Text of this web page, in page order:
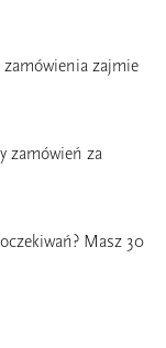
zamówienia zajmie
zamówień za
Masz 30